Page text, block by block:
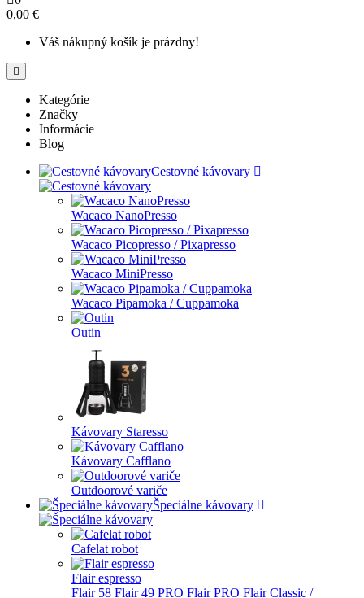
0,00 €
Váš nákupný košík je prázdny!
Kategórie
Značky
Informácie
Blog
Cestovné kávovary
Wacaco NanoPresso
Wacaco Picopresso / Pixapresso
Wacaco MiniPresso
Wacaco Pipamoka / Cuppamoka
Outin
Kávovary Staresso
Kávovary Cafflano
Outdoorové variče
Špeciálne kávovary
Cafelat robot
Flair espresso
Flair 58 Flair 49 PRO Flair PRO Flair Classic /